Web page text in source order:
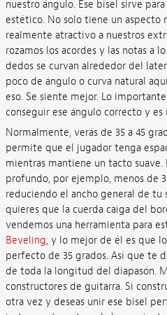
nuestro ángulo. Ese bisel sirve
estético. No solo tiene un aspecto
realmente atractivo a nuestros
rozamos los acordes y las notas a
dedos se curvan alrededor del
poco de ángulo o curva natural
eso. Se siente mejor. Lo
conseguir ese ángulo correcto y
Normalmente, verás de 35 a 45
permite que el jugador tenga
mientras mantiene un tacto
profundo, por ejemplo, menos de
reduciendo el ancho general de
quieres que la cuerda caiga del
vendemos una herramienta para
Beveling, y lo mejor de él es que
perfecto de 35 grados. Así que te
de toda la longitud del diapasón.
constructores de guitarra. Si
otra vez y deseas unir ese bisel